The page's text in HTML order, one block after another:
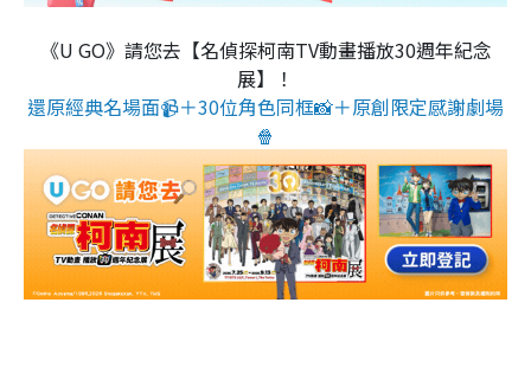
《U GO》請您去【名偵探柯南TV動畫播放30週年紀念
展】！
還原經典名場面📹＋30位角色同框📸＋原創限定感謝劇場
🍿